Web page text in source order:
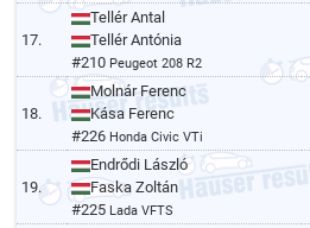
17.
Tellér Antal
Tellér Antónia
#210 Peugeot 208 R2
18.
Molnár Ferenc
Kása Ferenc
#226 Honda Civic VTi
19.
Endrődi László
Faska Zoltán
#225 Lada VFTS